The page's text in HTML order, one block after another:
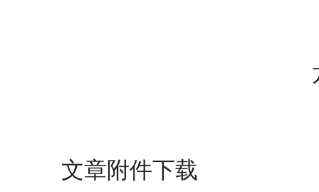
文章附件下载